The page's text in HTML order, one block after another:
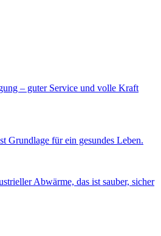
– guter Service und volle Kraft
Grundlage für ein gesundes Leben.
Abwärme, das ist sauber, sicher